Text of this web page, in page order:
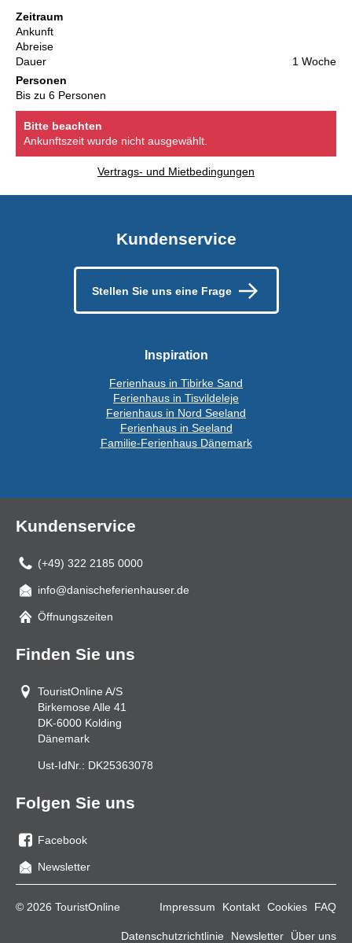
Zeitraum
Ankunft
Abreise
Dauer
1 Woche
Personen
Bis zu 6 Personen
Bitte beachten
Ankunftszeit wurde nicht ausgewählt.
Vertrags- und Mietbedingungen
Kundenservice
Stellen Sie uns eine Frage
Inspiration
Ferienhaus in Tibirke Sand
Ferienhaus in Tisvildeleje
Ferienhaus in Nord Seeland
Ferienhaus in Seeland
Familie-Ferienhaus Dänemark
Kundenservice
(+49) 322 2185 0000
Mail
info@danischeferienhauser.de
Öffnungszeiten
Finden Sie uns
TouristOnline A/S
Birkemose Alle 41
DK-6000 Kolding
Dänemark
Ust-IdNr.: DK25363078
Folgen Sie uns
Sie
uns
Facebook
Newsletter
© 2026 TouristOnline Impressum Kontakt Cookies FAQ
Datenschutzrichtlinie Newsletter Über uns